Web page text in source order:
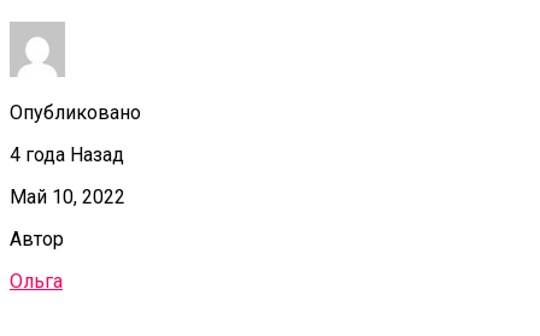
Опубликовано
4 года Назад
Май 10, 2022
Автор
Ольга